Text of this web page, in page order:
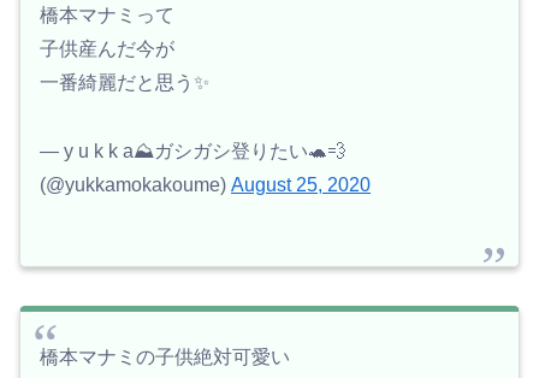
橋本マナミって
子供産んだ今が
一番綺麗だと思う✨
— y u k k a⛰ガシガシ登りたい🐢💨
(@yukkamokakoume) August 25, 2020
橋本マナミの子供絶対可愛い